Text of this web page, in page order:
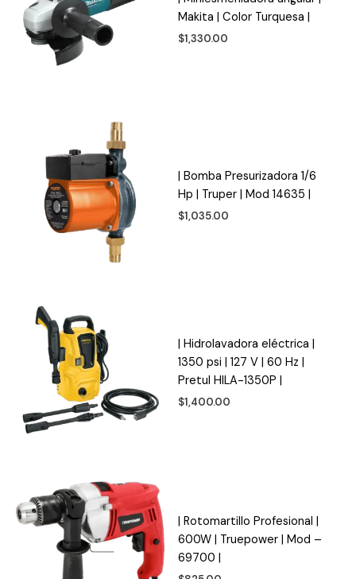
Makita | Color Turquesa |
$1,330.00
| Bomba Presurizadora 1/6
Hp | Truper | Mod 14635 |
$1,035.00
| Hidrolavadora eléctrica |
1350 psi | 127 V | 60 Hz |
Pretul HILA-1350P |
$1,400.00
| Rotomartillo Profesional |
600W | Truepower | Mod –
69700 |